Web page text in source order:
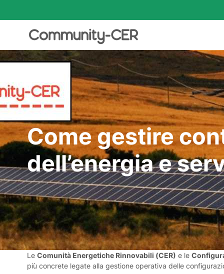
Come gestire
dell’energia e
Le Comunità Energetiche Rinnovabili (CER) e le
più concrete legate alla gestione operativa delle